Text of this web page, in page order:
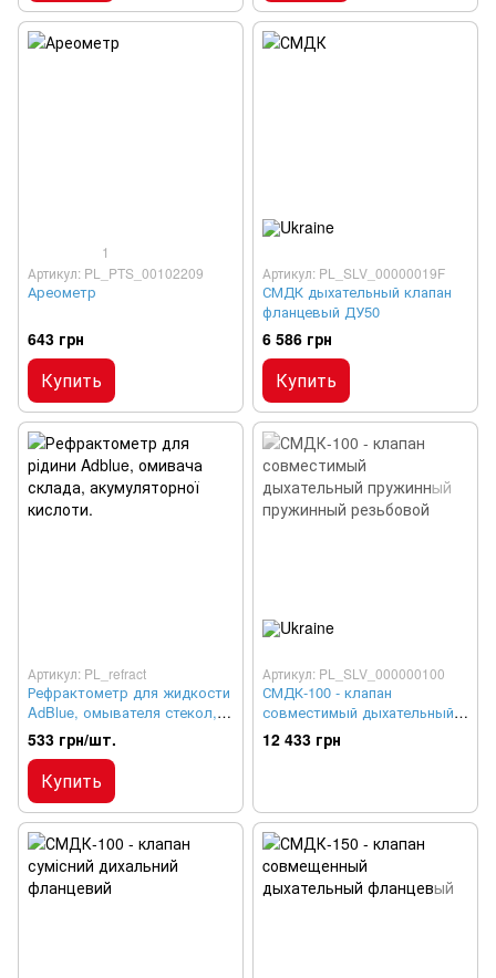
1
Артикул: PL_PTS_00102209
Ареометр
643 грн
Купить
Артикул: PL_SLV_00000019F
СМДК дыхательный клапан
фланцевый ДУ50
6 586 грн
Купить
Артикул: PL_refract
Рефрактометр для жидкости
AdBlue, омывателя стекол,
аккумуляторной кислоты
533 грн/шт.
Купить
Артикул: PL_SLV_000000100
СМДК-100 - клапан
совместимый дыхательный
пружинный пружинный
резьбовой
12 433 грн